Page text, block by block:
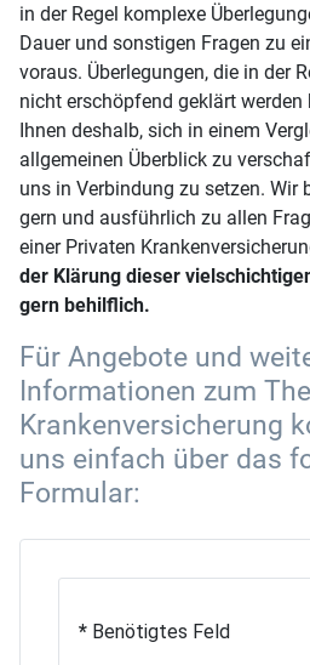
in der Regel komplexe
Dauer und sonstigen Fragen zu
voraus. Überlegungen, die in der
nicht erschöpfend geklärt werden
Ihnen deshalb, sich in einem
allgemeinen Überblick zu
uns in Verbindung zu setzen. Wir
gern und ausführlich zu allen
einer Privaten
der Klärung dieser
gern behilflich.
Für Angebote und
Informationen zum
Krankenversicherung
uns einfach über das
Formular: